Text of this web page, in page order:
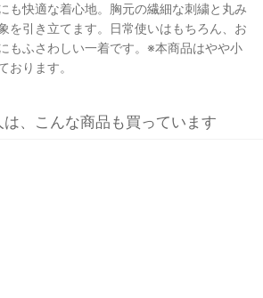
も快適な着心地。胸元の繊細な刺繍と丸み
を引き立てます。日常使いはもちろん、お
もふさわしい一着です。※本商品はやや小
おります。
、こんな商品も買っています